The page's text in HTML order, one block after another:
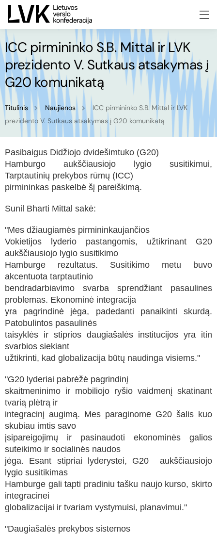
ICC pirmininko S.B. Mittal ir LVK
prezidento V. Sutkaus atsakymas į
G20 komunikatą
Titulinis Naujienos
ICC pirmininko S.B. Mittal ir LVK
prezidento V. Sutkaus atsakymas į G20 komunikatą
Pasibaigus Didžiojo dvidešimtuko (G20)
Hamburgo aukščiausiojo lygio susitikimui,
Tarptautinių prekybos rūmų (ICC)
pirmininkas paskelbė šį pareiškimą.
Sunil Bharti Mittal sakė:
"Mes džiaugiamės pirmininkaujančios
Vokietijos lyderio pastangomis, užtikrinant G20
aukščiausiojo lygio susitikimo
Hamburge rezultatus. Susitikimo metu buvo
akcentuota tarptautinio
bendradarbiavimo svarba sprendžiant pasaulines
problemas. Ekonominė integracija
yra pagrindinė jėga, padedanti panaikinti skurdą.
Patobulintos pasaulinės
taisyklės ir stiprios daugiašalės institucijos yra itin
svarbios siekiant
užtikrinti, kad globalizacija būtų naudinga visiems."
"G20 lyderiai pabrėžė pagrindinį
skaitmeninimo ir mobiliojo ryšio vaidmenį skatinant
tvarią plėtrą ir
integracinį augimą. Mes paraginome G20 šalis kuo
skubiau imtis savo
įsipareigojimų ir pasinaudoti ekonominės galios
suteikimo ir socialinės naudos
jėga. Esant stipriai lyderystei, G20 aukščiausiojo
lygio susitikimas
Hamburge gali tapti pradiniu tašku naujo kurso, skirto
integracinei
globalizacijai ir tvariam vystymuisi, planavimui."
"Daugiašalės prekybos sistemos